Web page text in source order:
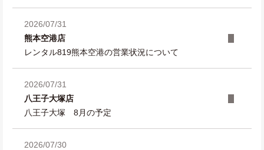
2026/07/31
熊本空港店
レンタル819熊本空港の営業状況について
2026/07/31
八王子大塚店
八王子大塚 8月の予定
2026/07/30